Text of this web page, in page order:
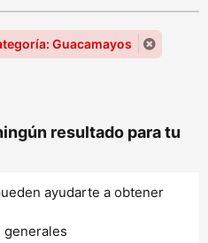
Guacamayos
resultado para tu
ayudarte a obtener
generales